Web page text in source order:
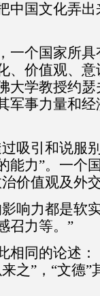
中国文化弄
一个国家所
、价值观、
大学教授约瑟
军事力量和
吸引和说服
能力”。一个
价值观及外
响力都是软
召力等。”
相同的论述
之”，“文德”